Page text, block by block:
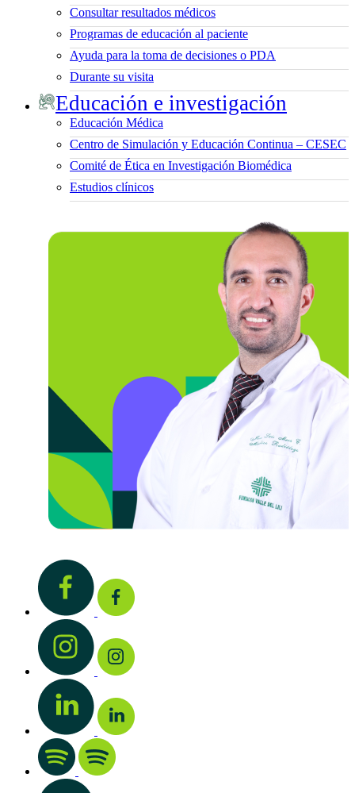
Consultar resultados médicos
Programas de educación al paciente
Ayuda para la toma de decisiones o PDA
Durante su visita
Educación e investigación
Educación Médica
Centro de Simulación y Educación Continua – CESEC
Comité de Ética en Investigación Biomédica
Estudios clínicos